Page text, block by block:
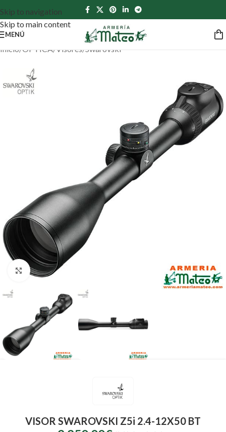
Skip to navigation
Skip to main content
MENÚ
Inicio/ ÓPTICA/ Visores/Swarovski
Clic para ampliar
VISOR SWAROVSKI Z5i 2.4-12X50 BT